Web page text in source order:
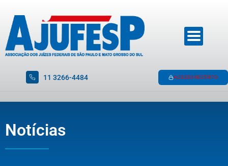
11 3266-4484 ACESSO RESTRITO
Notícias